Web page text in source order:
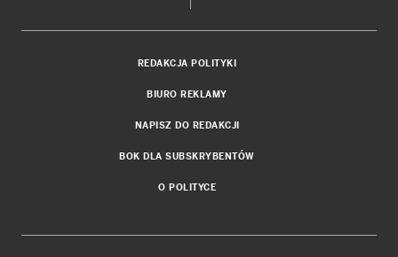
REDAKCJA POLITYKI
BIURO REKLAMY
NAPISZ DO REDAKCJI
BOK DLA SUBSKRYBENTÓW
O POLITYCE